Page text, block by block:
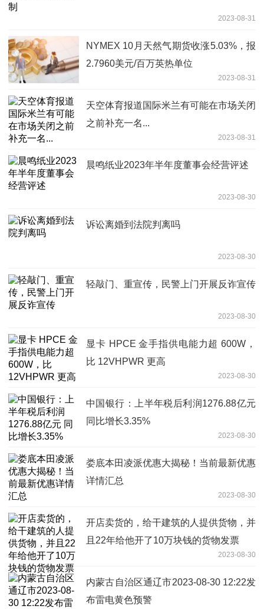
2023-08-31
NYMEX 10月天然气期货收涨5.03%，报
2.7960美元/百万英热单位
2023-08-31
天空体育报道国际米兰有可能在市场关闭
之前补充一名...
2023-08-31
晨鸣纸业2023年半年度董事会经营评述
2023-08-30
诉讼离婚到法院判离吗
2023-08-30
轻敲门、重宣传，民警上门开展反诈宣传
2023-08-30
显卡 HPCE 金手指供电能力超 600W，
比 12VHPWR 更高
2023-08-30
中国银行：上半年税后利润1276.88亿元
同比增长3.35%
2023-08-30
娄底本田凌派优惠大揭秘！当前最新优惠
详情汇总
2023-08-30
开店卖货的，给干建筑的人提供货物，并
且22年给他开了10万块钱的货物发票
2023-08-30
内蒙古自治区通辽市2023-08-30 12:22发
布雷电黄色预警